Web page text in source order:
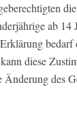
ab 14
diese
des